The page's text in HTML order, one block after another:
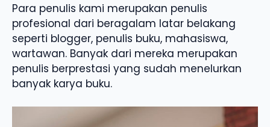
Para penulis kami merupakan penulis
profesional dari beragalam latar belakang
seperti blogger, penulis buku, mahasiswa,
wartawan. Banyak dari mereka merupakan
penulis berprestasi yang sudah menelurkan
banyak karya buku.